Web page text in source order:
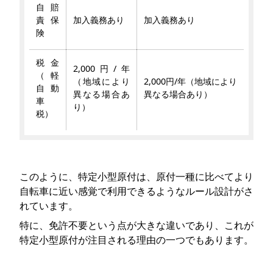
自賠
責保
険
加入義務あり 加入義務あり
税金
（軽
自動
車
税）
2,000円/年
（地域により
異なる場合あ
り）
2,000円/年（地域により
異なる場合あり）
このように、特定小型原付は、原付一種に比べてより
自転車に近い感覚で利用できるようなルール設計がさ
れています。
特に、免許不要という点が大きな違いであり、これが
特定小型原付が注目される理由の一つでもあります。